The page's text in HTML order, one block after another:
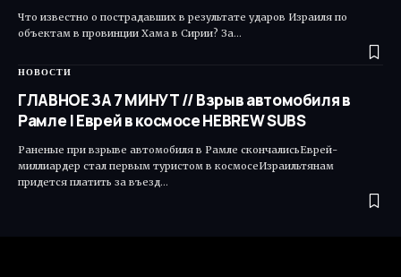
Что известно о пострадавших в результате ударов Израиля по
объектам в провинции Хама в Сирии? За…
НОВОСТИ
ГЛАВНОЕ ЗА 7 МИНУТ // Взрыв автомобиля в
Рамле | Еврей в космосе HEBREW SUBS
Раненые при взрыве автомобиля в Рамле скончалисьЕврей-
миллиардер стал первым туристом в космосеИзраильтянам
придется платить за въезд…